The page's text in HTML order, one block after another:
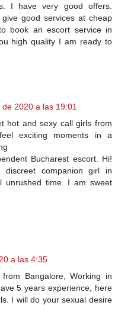
I have very good offers.
good services at cheap
book an escort service in
high quality I am ready to
2020 a las 19:01
hot and sexy call girls from
exciting moments in a
Bucharest escort. Hi!
companion girl in
unrushed time. I am sweet
a las 4:35
Bangalore, Working in
5 years experience, here
I will do your sexual desire